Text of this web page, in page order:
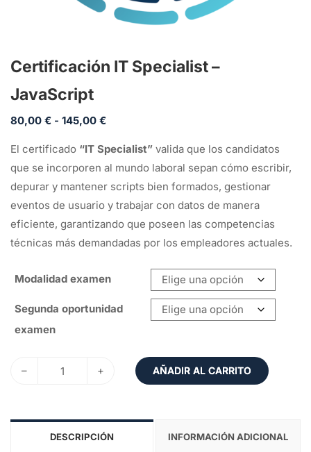
Certificación IT Specialist –
JavaScript
80,00 € - 145,00 €
El certificado “IT Specialist” valida que los candidatos
que se incorporen al mundo laboral sepan cómo escribir,
depurar y mantener scripts bien formados, gestionar
eventos de usuario y trabajar con datos de manera
eficiente, garantizando que poseen las competencias
técnicas más demandadas por los empleadores actuales.
Modalidad examen
Segunda oportunidad
examen
– + AÑADIR AL CARRITO
DESCRIPCIÓN INFORMACIÓN ADICIONAL